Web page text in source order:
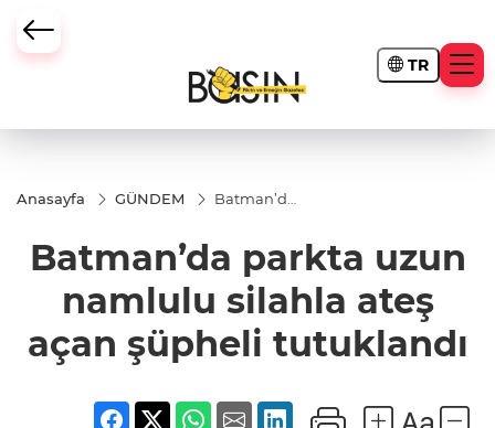
TR
Anasayfa GÜNDEM
Batman’da
namlulu
silahla ateş
açan
şüpheli
Batman’da parkta uzun
namlulu silahla ateş
açan şüpheli tutuklandı